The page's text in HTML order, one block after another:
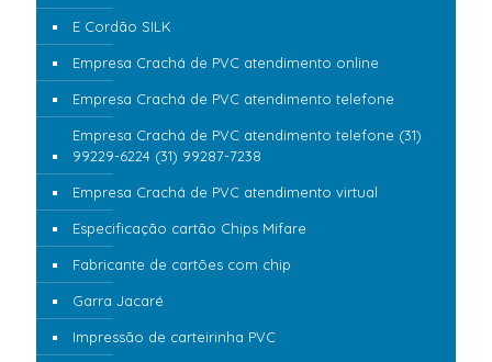
E Cordão SILK
Empresa Crachá de PVC atendimento online
Empresa Crachá de PVC atendimento telefone
Empresa Crachá de PVC atendimento telefone (31)
99229-6224 (31) 99287-7238
Empresa Crachá de PVC atendimento virtual
Especificação cartão Chips Mifare
Fabricante de cartões com chip
Garra Jacaré
Impressão de carteirinha PVC